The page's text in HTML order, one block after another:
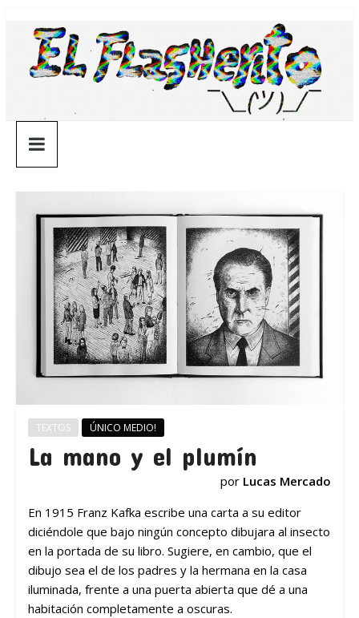
contenido
¯\_(ツ)_/
¯
TEXTOS ÚNICO MEDIO!
La mano y el plumín
por Lucas Mercado
En 1915 Franz Kafka escribe una carta a su editor
diciéndole que bajo ningún concepto dibujara al insecto
en la portada de su libro. Sugiere, en cambio, que el
dibujo sea el de los padres y la hermana en la casa
iluminada, frente a una puerta abierta que dé a una
habitación completamente a oscuras.